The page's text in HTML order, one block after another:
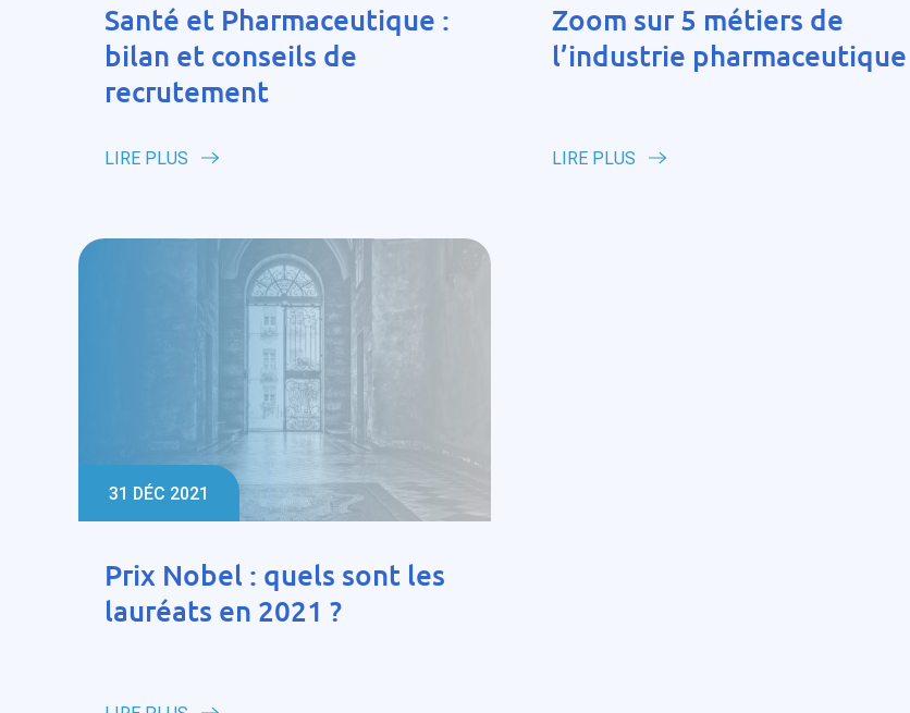
Santé et Pharmaceutique :
bilan et conseils de
recrutement
LIRE PLUS
Zoom sur 5 métiers de
l’industrie pharmaceutique
LIRE PLUS
31 DÉC 2021
Prix Nobel : quels sont les
lauréats en 2021 ?